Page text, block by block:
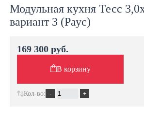
Модульная кухня Тесс
вариант 3 (Раус)
169 300 руб.
В корзину
Кол-во: